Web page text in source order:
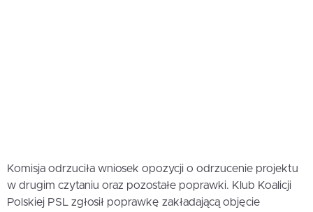
Komisja odrzuciła wniosek opozycji o odrzucenie projektu
w drugim czytaniu oraz pozostałe poprawki. Klub Koalicji
Polskiej PSL zgłosił poprawkę zakładającą objęcie